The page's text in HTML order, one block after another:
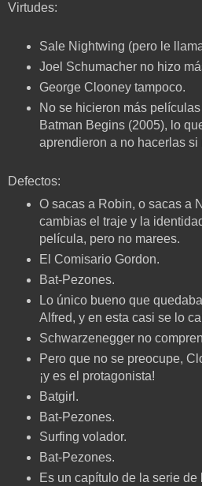
Virtudes:
Sale Nightwing (pero le
Joel Schumacher no hizo
George Clooney tampoco.
No se hicieron más
Batman Begins (2005), lo
aprendieron a no hacerlas si
Defectos:
O sacas a Robin, o sacas a
cambias el traje y la
película, pero no marees.
El Comisario Gordon.
Bat-Pezones.
Lo único bueno que
Alfred, y en esta casi se lo
Schwarzenegger no
Pero que no se preocupe,
¡y es el protagonista!
Batgirl.
Bat-Pezones.
Surfing volador.
Bat-Pezones.
Es un capítulo de la serie